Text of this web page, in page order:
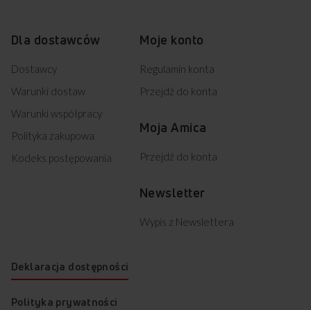
Dla dostawców
Dostawcy
Warunki dostaw
Warunki współpracy
Polityka zakupowa
Kodeks postępowania
Moje konto
Regulamin konta
Przejdź do konta
Moja Amica
Przejdź do konta
Newsletter
Wypis z Newslettera
Deklaracja dostępności
Polityka prywatności